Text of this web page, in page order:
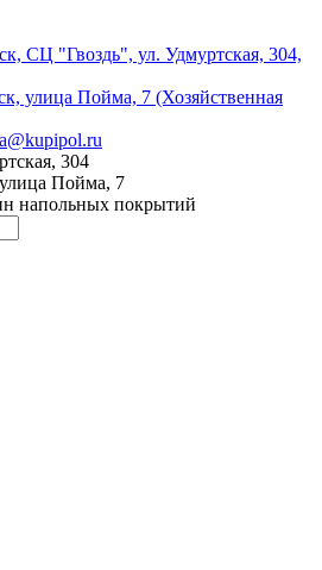
СЦ "Гвоздь", ул. Удмуртская, 304,
улица Пойма, 7 (Хозяйственная
304
Пойма, 7
напольных покрытий